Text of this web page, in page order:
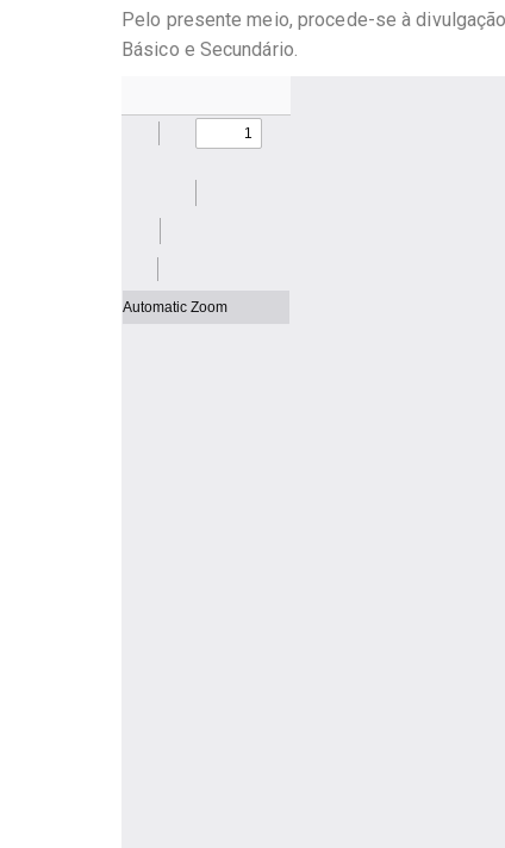
Pelo presente meio, procede-se à
Básico e Secundário.